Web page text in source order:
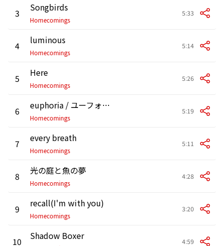
3 Songbirds
Homecomings
5:33
4 luminous
Homecomings
5:14
5 Here
Homecomings
5:26
6 euphoria / ユーフォリア
Homecomings
5:19
7 every breath
Homecomings
5:11
8 光の庭と魚の夢
Homecomings
4:28
9 recall(I'm with you)
Homecomings
3:20
10 Shadow Boxer 4:59